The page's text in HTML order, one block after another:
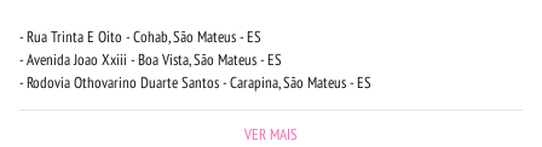
- Rua Trinta E Oito - Cohab, São Mateus - ES
- Avenida Joao Xxiii - Boa Vista, São Mateus - ES
- Rodovia Othovarino Duarte Santos - Carapina, São Mateus - ES
VER MAIS